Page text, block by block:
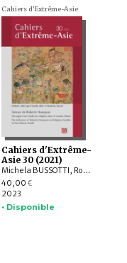
Cahiers d'Extrême-Asie
Cahiers d'Extrême-
Asie 30 (2021)
Michela BUSSOTTI, Roberte HAMAYON, Fiorella ALLIO, Béatrice DAVID, Gilles BOILEAU, Aurélie NÉVOT, Stéphanie HOMOLA, Benoît VERMANDER, Hsun CHANG, PAN Junliang, Marie PARMENTIER
40,00 €
2023
• Disponible